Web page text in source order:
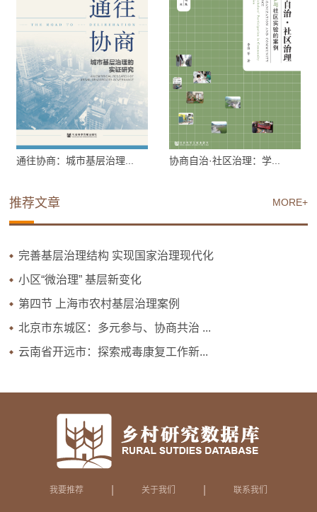
通往协商：城市基层治理... 协商自治·社区治理：学...
MORE+
推荐文章
完善基层治理结构 实现国家治理现代化
小区“微治理” 基层新变化
第四节 上海市农村基层治理案例
北京市东城区：多元参与、协商共治 ...
云南省开远市：探索戒毒康复工作新...
我要推荐 关于我们 联系我们